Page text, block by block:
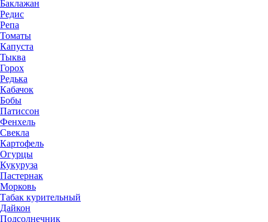
Баклажан
Редис
Репа
Томаты
Капуста
Тыква
Горох
Редька
Кабачок
Бобы
Патиссон
Фенхель
Свекла
Картофель
Огурцы
Кукуруза
Пастернак
Морковь
Табак курительный
Дайкон
Подсолнечник